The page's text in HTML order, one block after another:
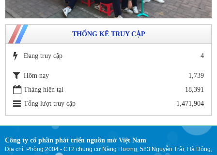
THỐNG KÊ TRUY CẬP
Đang truy cập 4
Hôm nay
1,739
Tháng hiện tại
18,391
Tổng lượt truy cập
1,471,904
Công ty cổ phần phát triển nguồn mở Việt Nam
Địa chỉ: Phòng 2004 - CT2 chung cư Nàng Hương, 583 Nguyễn Trãi, Hà Đông,